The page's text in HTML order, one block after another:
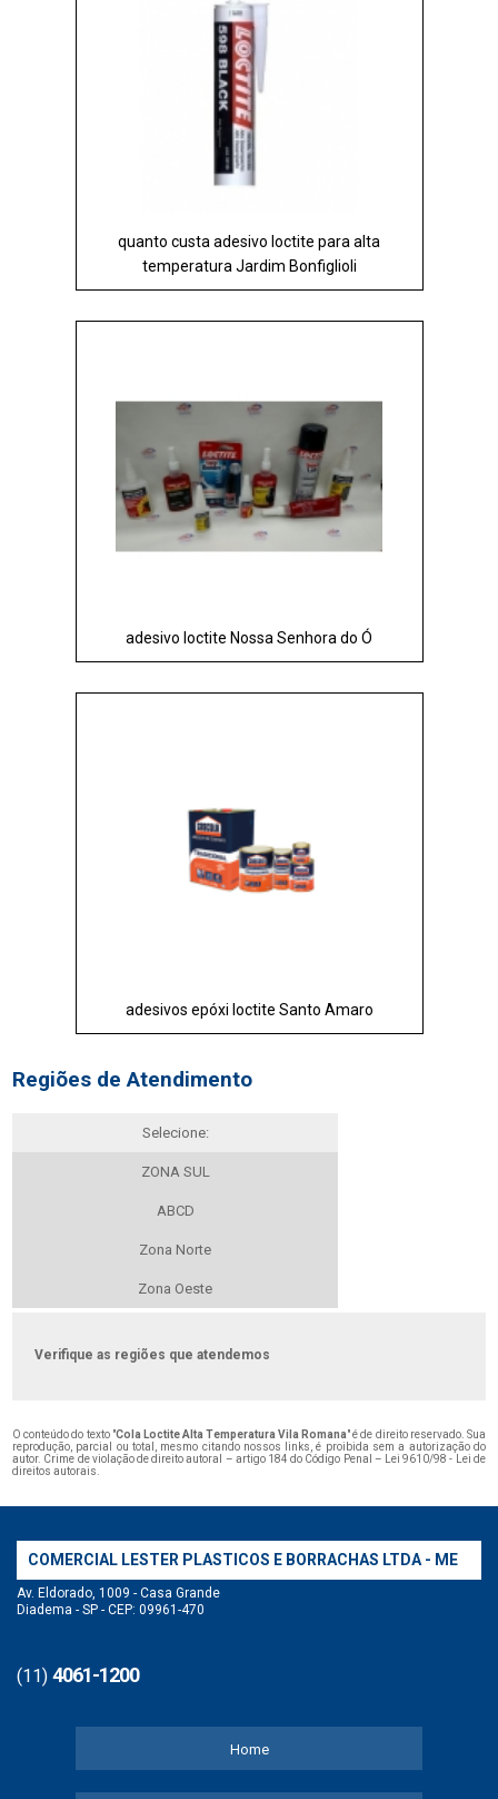
quanto custa adesivo loctite para alta
temperatura Jardim Bonfiglioli
adesivo loctite Nossa Senhora do Ó
adesivos epóxi loctite Santo Amaro
Regiões de Atendimento
Selecione:
ZONA SUL
ABCD
Zona Norte
Zona Oeste
Verifique as regiões que atendemos
O conteúdo do texto "Cola Loctite Alta Temperatura Vila Romana" é de direito reservado. Sua
reprodução, parcial ou total, mesmo citando nossos links, é proibida sem a autorização do
autor. Crime de violação de direito autoral – artigo 184 do Código Penal –
Lei 9610/98 - Lei de
direitos autorais
COMERCIAL LESTER PLASTICOS E BORRACHAS LTDA - ME
Av. Eldorado, 1009 - Casa Grande
Diadema - SP - CEP: 09961-470
(11) 4061-1200
Home